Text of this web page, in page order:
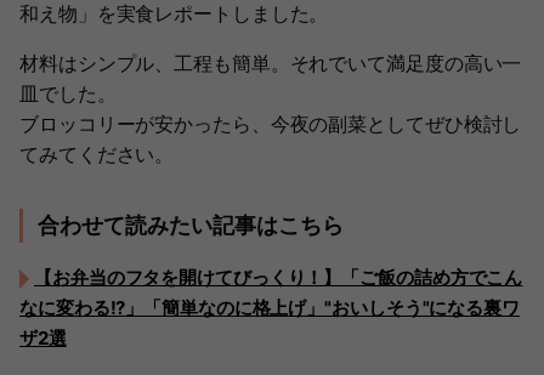
和え物」を実食レポートしました。
材料はシンプル、工程も簡単。それでいて満足度の高い一
皿でした。
ブロッコリーが安かったら、今夜の副菜としてぜひ検討し
てみてください。
合わせて読みたい記事はこちら
【お弁当のフタを開けてびっくり！】「ご飯の詰め方でこん
なに変わる!?」「簡単なのに格上げ」"おいしそう"になる裏ワ
ザ2選